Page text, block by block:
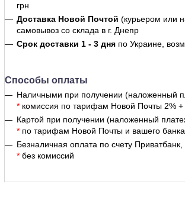
грн
Доставка Новой Почтой (курьером или
самовывоз со склада в г. Днепр
Срок доставки 1 - 3 дня по Украине,
Способы оплаты
Наличными при получении (наложенный
* комиссия по тарифам Новой Почты 2% +
Картой при получении (наложенный
* по тарифам Новой Почты и вашего банка
Безналичная оплата по счету
* без комиссий